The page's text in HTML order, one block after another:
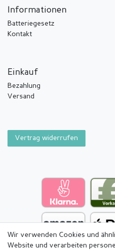
Informationen
Batteriegesetz
Kontakt
Einkauf
Bezahlung
Versand
Vertrag widerrufen
Wir verwenden Cookies und
Website und verarbeiten